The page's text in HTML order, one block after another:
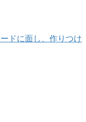
ドに面し、作りつけ